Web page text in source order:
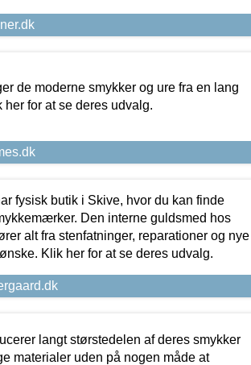
de moderne smykker og ure fra en lang
for at se deres udvalg.
fysisk butik i Skive, hvor du kan finde
Den interne guldsmed hos
alt fra stenfatninger, reparationer og nye
Klik her for at se deres udvalg.
langt størstedelen af deres smykker
materialer uden på nogen måde at